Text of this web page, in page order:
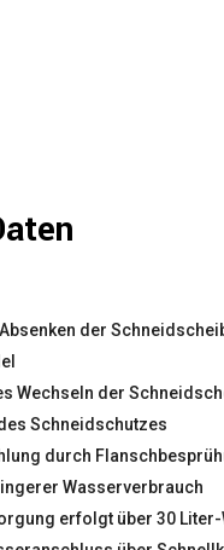
der
Wechseln der
Schneidschutzes
durch
Wasserverbrauch
erfolgt über 30 Liter-